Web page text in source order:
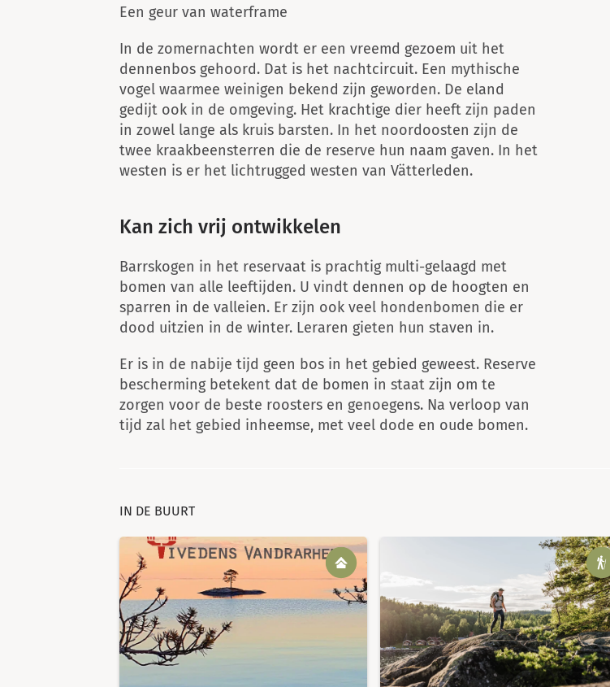
Een geur van waterframe
In de zomernachten wordt er een vreemd gezoem uit het
dennenbos gehoord. Dat is het nachtcircuit. Een mythische
vogel waarmee weinigen bekend zijn geworden. De eland
gedijt ook in de omgeving. Het krachtige dier heeft zijn paden
in zowel lange als kruis barsten. In het noordoosten zijn de
twee kraakbeensterren die de reserve hun naam gaven. In het
westen is er het lichtrugged westen van Vätterleden.
Kan zich vrij ontwikkelen
Barrskogen in het reservaat is prachtig multi-gelaagd met
bomen van alle leeftijden. U vindt dennen op de hoogten en
sparren in de valleien. Er zijn ook veel hondenbomen die er
dood uitzien in de winter. Leraren gieten hun staven in.
Er is in de nabije tijd geen bos in het gebied geweest. Reserve
bescherming betekent dat de bomen in staat zijn om te
zorgen voor de beste roosters en genoegens. Na verloop van
tijd zal het gebied inheemse, met veel dode en oude bomen.
IN DE BUURT